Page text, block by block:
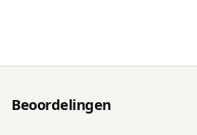
Beoordelingen